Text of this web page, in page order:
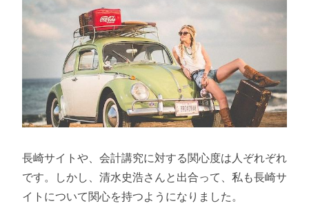
長崎サイトや、会計講究に対する関心度は人ぞれぞれ
です。しかし、清水史浩さんと出合って、私も長崎サ
イトについて関心を持つようになりました。